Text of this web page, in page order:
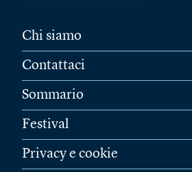
Chi siamo
Contattaci
Sommario
Festival
Privacy e cookie